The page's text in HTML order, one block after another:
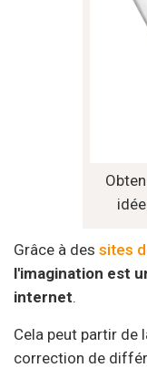
Grâce à des sites
l'imagination est
internet.
Cela peut partir de
correction de